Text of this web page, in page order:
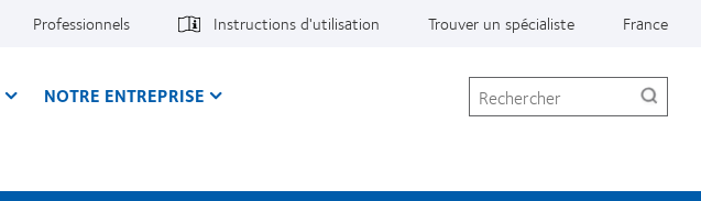
Professionnels Instructions d'utilisation Trouver un spécialiste France
NOTRE ENTREPRISE Rechercher